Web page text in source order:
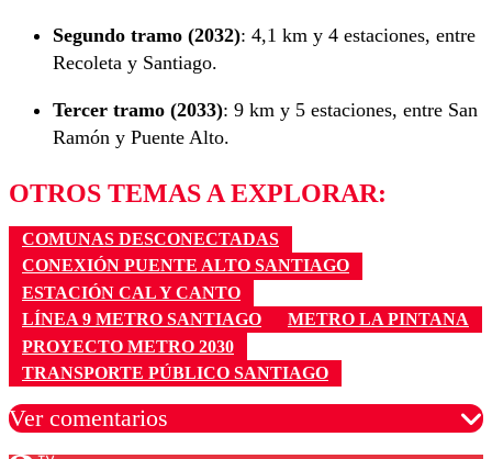
Segundo tramo (2032): 4,1 km y 4 estaciones, entre
Recoleta y Santiago.
Tercer tramo (2033): 9 km y 5 estaciones, entre San
Ramón y Puente Alto.
OTROS TEMAS A EXPLORAR:
COMUNAS DESCONECTADAS
CONEXIÓN PUENTE ALTO SANTIAGO
ESTACIÓN CAL Y CANTO
LÍNEA 9 METRO SANTIAGO
METRO LA PINTANA
PROYECTO METRO 2030
TRANSPORTE PÚBLICO SANTIAGO
Ver comentarios